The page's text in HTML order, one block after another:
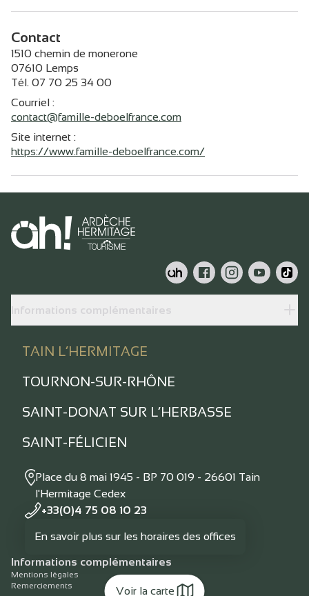
Voir la carte
Contact
1510 chemin de monerone
07610 Lemps
Tél. 07 70 25 34 00
Courriel :
contact@famille-deboelfrance.com
Site internet :
https://www.famille-deboelfrance.com/
Informations complémentaires
TAIN L’HERMITAGE
TOURNON-SUR-RHÔNE
SAINT-DONAT SUR L’HERBASSE
SAINT-FÉLICIEN
Place du 8 mai 1945 - BP 70 019 - 26601 Tain
l'Hermitage Cedex
+33(0)4 75 08 10 23
En savoir plus sur les horaires des offices
Informations complémentaires
Mentions légales
Remerciements